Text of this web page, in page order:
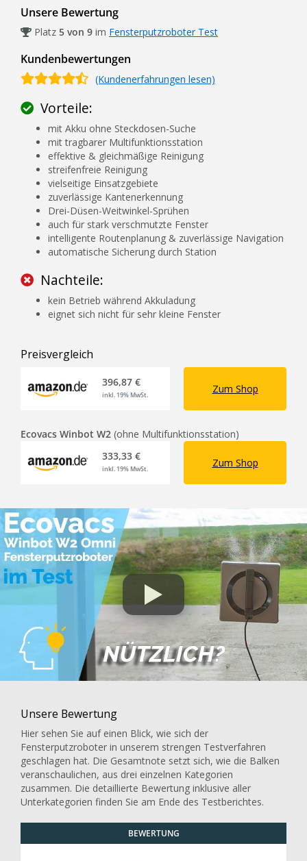
Unsere Bewertung
Platz 5 von 9 im Fensterputzroboter Test
Kundenbewertungen
(Kundenerfahrungen lesen)
Vorteile:
mit Akku ohne Steckdosen-Suche
mit tragbarer Multifunktionsstation
effektive & gleichmäßige Reinigung
streifenfreie Reinigung
vielseitige Einsatzgebiete
zuverlässige Kantenerkennung
Drei-Düsen-Weitwinkel-Sprühen
auch für stark verschmutzte Fenster
intelligente Routenplanung & zuverlässige Navigation
automatische Sicherung durch Station
Nachteile:
kein Betrieb während Akkuladung
eignet sich nicht für sehr kleine Fenster
Preisvergleich
396,87 €
inkl. 19% MwSt. Zum Shop
Ecovacs Winbot W2 (ohne Multifunktionsstation)
333,33 €
inkl. 19% MwSt. Zum Shop
Unsere Bewertung
Hier sehen Sie auf einen Blick, wie sich der
Fensterputzroboter in unserem strengen Testverfahren
geschlagen hat. Die Gesamtnote setzt sich, wie die Balken
veranschaulichen, aus drei einzelnen Kategorien
zusammen. Die detaillierte Bewertung inklusive aller
Unterkategorien finden Sie am Ende des Testberichtes.
BEWERTUNG